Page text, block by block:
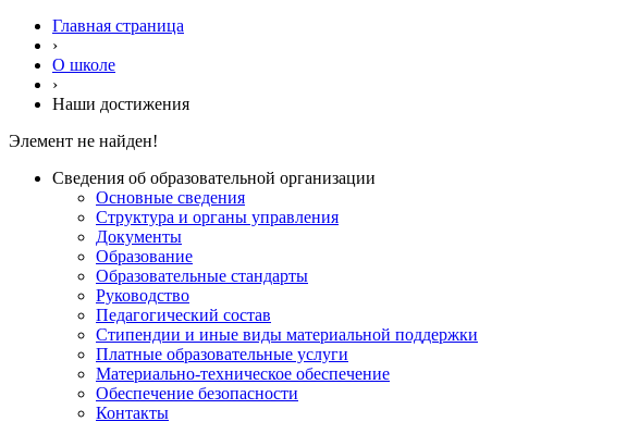
Главная страница
›
О школе
›
Наши достижения
Элемент не найден!
Сведения об образовательной организации
Основные сведения
Структура и органы управления
Документы
Образование
Образовательные стандарты
Руководство
Педагогический состав
Стипендии и иные виды материальной поддержки
Платные образовательные услуги
Материально-техническое обеспечение
Обеспечение безопасности
Контакты